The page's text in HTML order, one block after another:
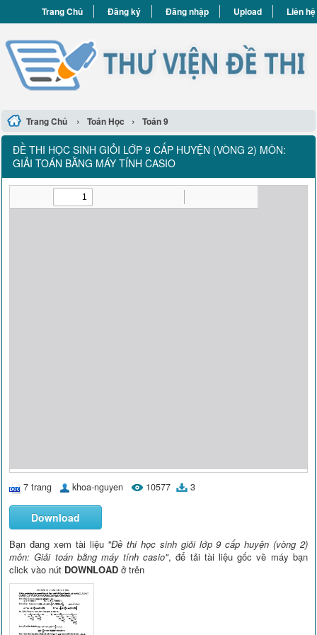
Trang Chủ Đăng ký Đăng nhập Upload Liên hệ
Trang Chủ › Toán Học › Toán 9
ĐỀ THI HỌC SINH GIỎI LỚP 9 CẤP HUYỆN (VÒNG 2) MÔN:
GIẢI TOÁN BẰNG MÁY TÍNH CASIO
7 trang khoa-nguyen 10577 3
Download
Bạn đang xem tài liệu "Đề thi học sinh giỏi lớp 9 cấp huyện (vòng 2)
môn: Giải toán bằng máy tính casio", để tải tài liệu gốc về máy bạn
click vào nút DOWNLOAD ở trên